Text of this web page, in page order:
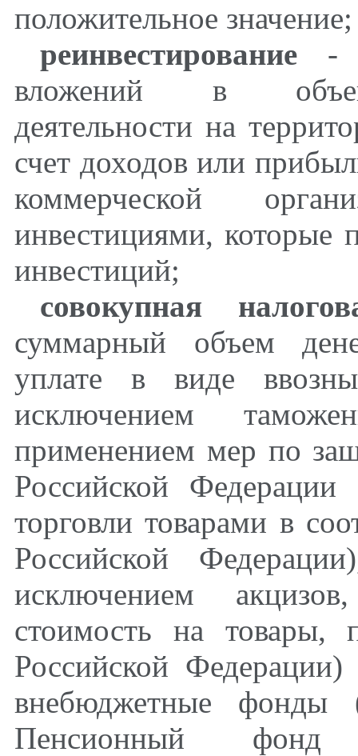
положительное значение;
реинвестирование -
вложений в
деятельности на
счет доходов или
коммерческой
инвестициями, которые
инвестиций;
совокупная
суммарный объем
уплате в виде
исключением
применением мер по
Российской
торговли товарами в
Российской
исключением
стоимость на товары,
Российской
внебюджетные фонды
Пенсионный фонд